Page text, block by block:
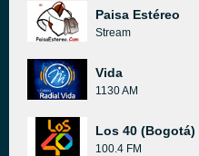
Paisa Estéreo
Stream
Vida
1130 AM
Los 40 (Bogotá)
100.4 FM